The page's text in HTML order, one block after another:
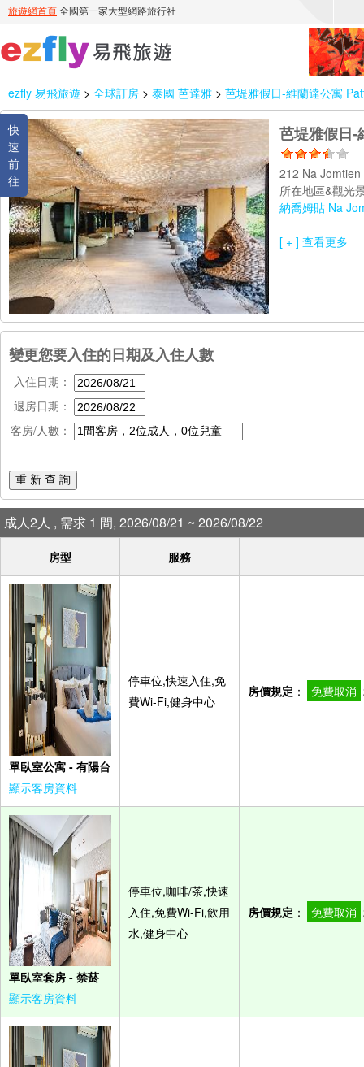
ezfly 易飛旅遊 > 全球訂房 > 泰國 芭達雅 > 芭堤雅假日-維蘭達公寓
快
速
前
往
芭堤雅假日
212 Na
所在地區&觀光
納喬姆貼 Na
[ + ] 查看更多
變更您要入住的日期及入住人數
入住日期：
退房日期：
客房/人數：
重 新 查 詢
成人2人 , 需求 1 間, 2026/08/21 ~ 2026/08/22
房型 服務
單臥室公寓 - 有陽台
顯示客房資料
停車位,快速入住,免
費Wi-Fi,健身中心
房價規定 ： 免費取消
單臥室套房 - 禁菸
顯示客房資料
停車位,咖啡/茶,快速
入住,免費Wi-Fi,飲用
水,健身中心
房價規定 ： 免費取消